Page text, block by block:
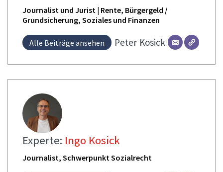
Journalist und Jurist | Rente, Bürgergeld /
Grundsicherung, Soziales und Finanzen
Alle Beiträge ansehen Peter Kosick
Experte: Ingo Kosick
Journalist, Schwerpunkt Sozialrecht